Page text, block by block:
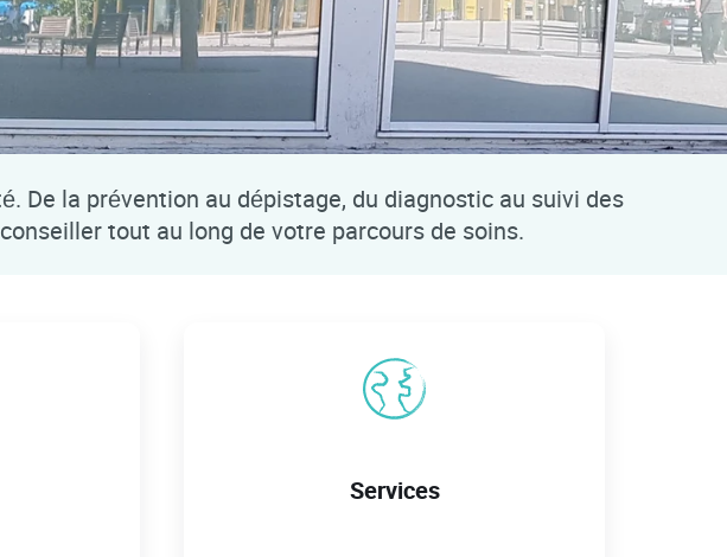
De la prévention au dépistage, du diagnostic au suivi des
tout au long de votre parcours de soins.
Services